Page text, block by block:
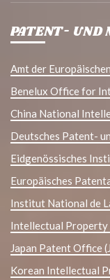
PATENT- UND
Amt der
Benelux Office for
China National
Deutsches Patent-
Eidgenössisches
Europäisches
Institut National de
Intellectual Property
Japan Patent Office
Korean Intellectual